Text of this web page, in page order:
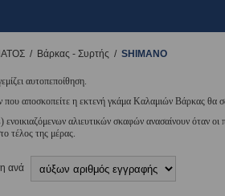
/ Βάρκας - Συρτής / SHIMANO
αυτοπεποίθηση.
που αποσκοπείτε η εκτενή γκάμα Καλαμιών Βάρκας θα
ενοικιαζόμενων αλιευτικών σκαφών ανασαίνουν όταν
τέλος της μέρας.
ανά